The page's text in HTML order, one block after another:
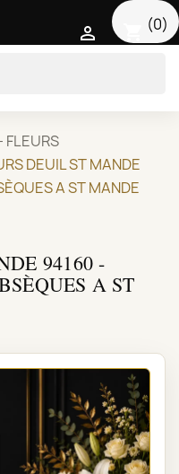
(0)

FLEURS
DEUIL ST MANDE
A ST MANDE
94160 -
A ST